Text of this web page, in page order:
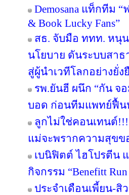
Demosana แท็กทีม
& Book Lucky Fans”
สธ. จับมือ ททท. หนุน
นโยบาย ดันระบบสา
สู่ผู้นำเวทีโลกอย่างยั่ง
รพ.ยันฮี ผนึก “กัน จ
บอด ก่อนทีมแพทย์ฟื้น
ลูกไม่ใช่คอนเทนต์
แม่จะพรากความสุขข
เบนิฟิตต์ ไฮโปรตีน
กิจกรรม “Benefitt
ประจำเดือนเพี้ยน-